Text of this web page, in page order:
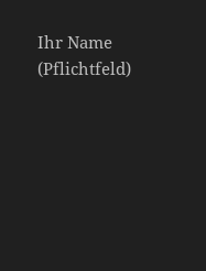
Ihr Name
(Pflichtfeld)